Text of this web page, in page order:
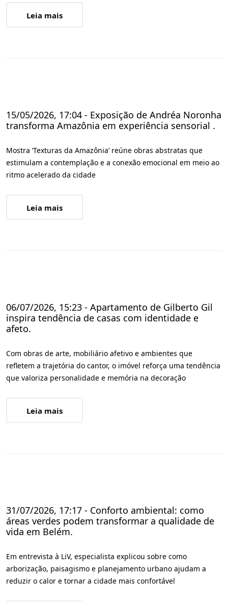
Leia mais
15/05/2026, 17:04 - Exposição de Andréa Noronha
transforma Amazônia em experiência sensorial .
Mostra ‘Texturas da Amazônia’ reúne obras abstratas que
estimulam a contemplação e a conexão emocional em meio ao
ritmo acelerado da cidade
Leia mais
06/07/2026, 15:23 - Apartamento de Gilberto Gil
inspira tendência de casas com identidade e
afeto.
Com obras de arte, mobiliário afetivo e ambientes que
refletem a trajetória do cantor, o imóvel reforça uma tendência
que valoriza personalidade e memória na decoração
Leia mais
31/07/2026, 17:17 - Conforto ambiental: como
áreas verdes podem transformar a qualidade de
vida em Belém.
Em entrevista à LiV, especialista explicou sobre como
arborização, paisagismo e planejamento urbano ajudam a
reduzir o calor e tornar a cidade mais confortável